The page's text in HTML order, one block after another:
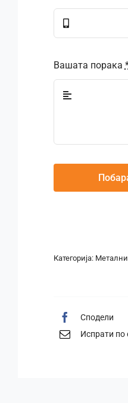
Вашата порака
Категорија: Метални
Сподели
Испрати по